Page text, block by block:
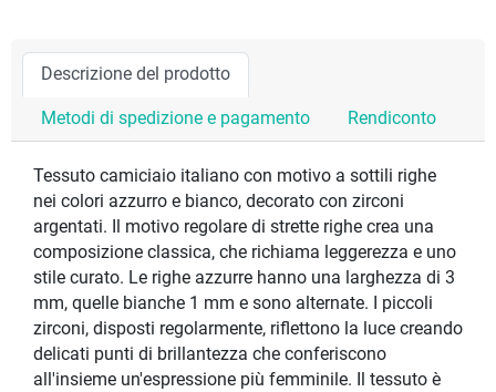
Descrizione del prodotto
Metodi di spedizione e pagamento Rendiconto
Tessuto camiciaio italiano con motivo a sottili righe
nei colori azzurro e bianco, decorato con zirconi
argentati. Il motivo regolare di strette righe crea una
composizione classica, che richiama leggerezza e uno
stile curato. Le righe azzurre hanno una larghezza di 3
mm, quelle bianche 1 mm e sono alternate. I piccoli
zirconi, disposti regolarmente, riflettono la luce creando
delicati punti di brillantezza che conferiscono
all'insieme un'espressione più femminile. Il tessuto è